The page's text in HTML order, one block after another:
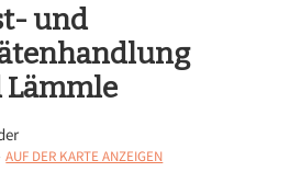
und
Lämmle
AUF DER KARTE ANZEIGEN